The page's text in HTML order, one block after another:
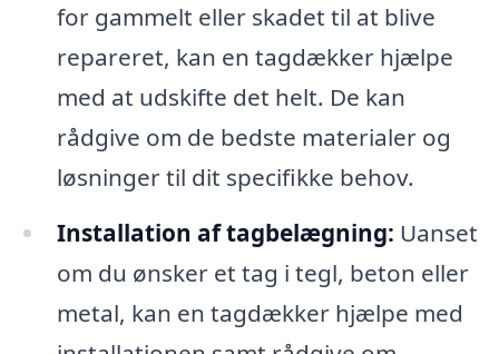
for gammelt eller skadet til at blive
repareret, kan en tagdækker hjælpe
med at udskifte det helt. De kan
rådgive om de bedste materialer og
løsninger til dit specifikke behov.
Installation af tagbelægning: Uanset
om du ønsker et tag i tegl, beton eller
metal, kan en tagdækker hjælpe med